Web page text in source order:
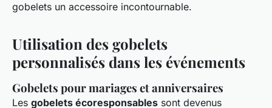
gobelets un accessoire incontournable.
Utilisation des gobelets
personnalisés dans les événements
Gobelets pour mariages et anniversaires
Les gobelets écoresponsables sont devenus